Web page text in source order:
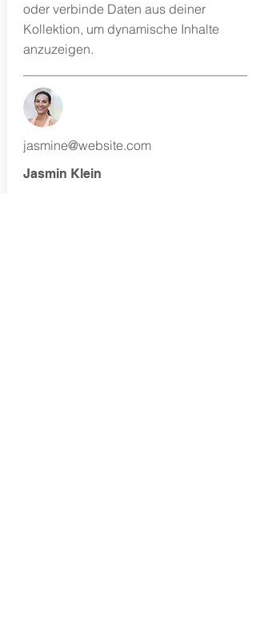
oder verbinde Daten aus deiner
Kollektion, um dynamische Inhalte
anzuzeigen.
jasmine@website.com
Jasmin Klein